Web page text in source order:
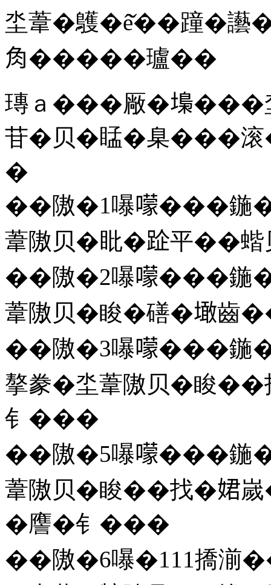
坔葦�鸌�ê̌��蹱�
𧢲�����瓐��
瑼ａ���厰�𡏭���
苷�贝�䁅�臬���
�
��隞�1嚗𡁏���鍦
葦隞贝�䀝�𨀣平��
��隞�2嚗𡁏���鍦
葦隞贝�睃�磰�𡑒
��隞�3嚗𡁏���鍦
摮豢�坔葦隞贝�睃
钅���
��隞�5嚗𡁏���鍦
葦隞贝�睃��找�𡝗
�譍�钅���
��隞�6嚗�111撟湔